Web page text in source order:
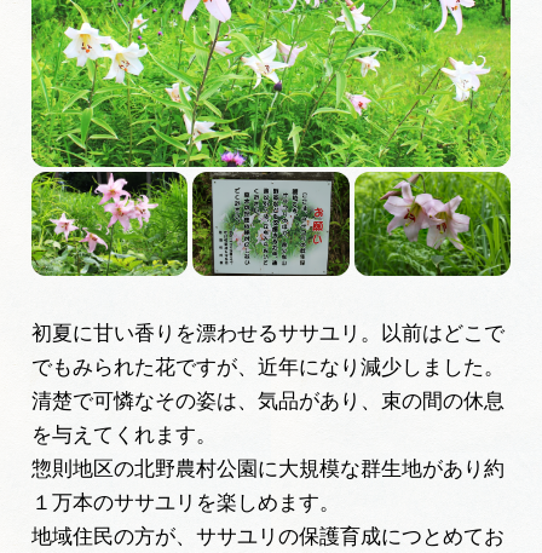
運営組織
広告掲載
サイトポリシー
初夏に甘い香りを漂わせるササユリ。以前はどこで
でもみられた花ですが、近年になり減少しました。
清楚で可憐なその姿は、気品があり、束の間の休息
を与えてくれます。
惣則地区の北野農村公園に大規模な群生地があり約
１万本のササユリを楽しめます。
地域住民の方が、ササユリの保護育成につとめてお